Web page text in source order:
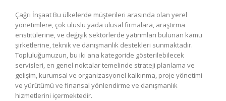
Çağrı İnşaat Bu ülkelerde müşterileri arasında olan yerel
yönetimlere, çok uluslu yada ulusal firmalara, araştırma
enstitülerine, ve değişik sektörlerde yatırımları bulunan kamu
şirketlerine, teknik ve danışmanlık destekleri sunmaktadır.
Topluluğumuzun, bu iki ana kategoride gösterilebilecek
servisleri, en genel noktalar temelinde strateji planlama ve
gelişim, kurumsal ve organizasyonel kalkınma, proje yönetimi
ve yürütümü ve finansal yönlendirme ve danışmanlık
hizmetlerini içermektedir.